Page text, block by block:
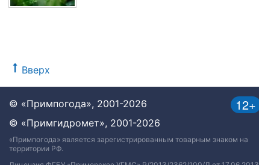
Вверх
12+
© «Примпогода», 2001-2026
© «Примгидромет», 2001-2026
«Примпогода» является зарегистрированным товарным знаком на
территории РФ.